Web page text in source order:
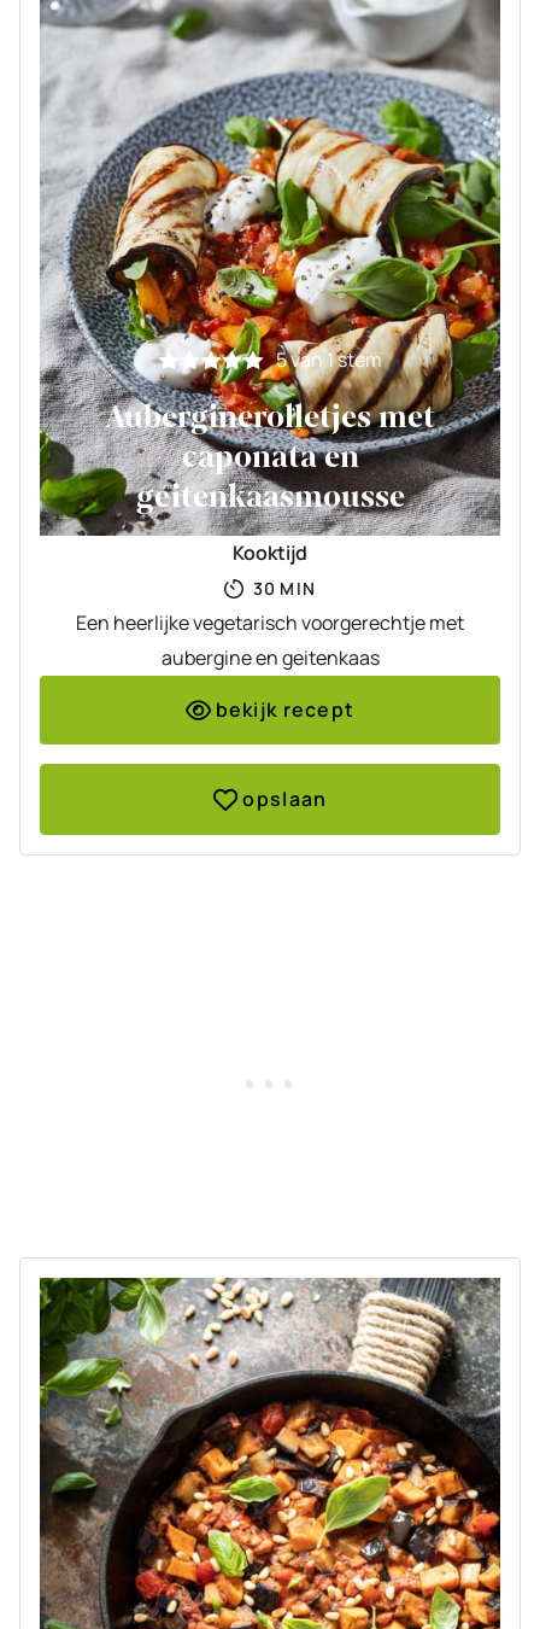
5van 1 stem
Auberginerolletjes met
caponata en
geitenkaasmousse
Kooktijd
30 MINUTEN
MIN
Een heerlijke vegetarisch voorgerechtje met
aubergine en geitenkaas
bekijk recept
opslaan